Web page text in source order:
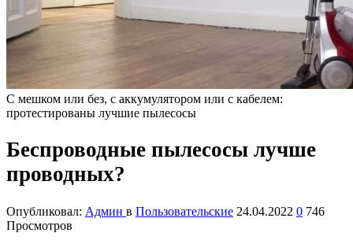
С мешком или без, с аккумулятором или с кабелем:
протестированы лучшие пылесосы
Беспроводные пылесосы лучше
проводных?
Опубликовал: Админ в Пользовательские 24.04.2022 0 746
Просмотров